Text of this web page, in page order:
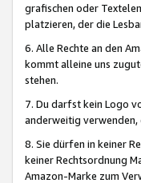
grafischen oder
platzieren, der die
6. Alle Rechte an den
kommt alleine uns
stehen.
7. Du darfst kein Logo
anderweitig verwenden,
8. Sie dürfen in keiner
keiner Rechtsordnung
Amazon-Marke zum